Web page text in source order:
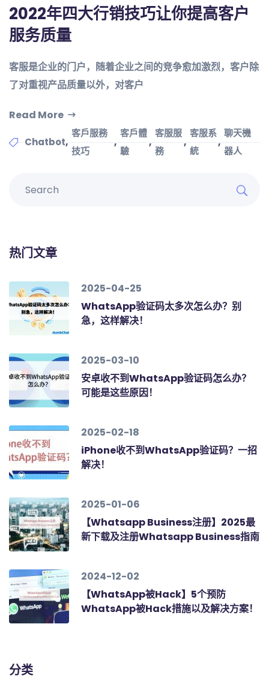
2022年四大行销技巧让你提高客户
服务质量
客服是企业的门户，随着企业之间的竞争愈加激烈，客户除
了对重视产品质量以外，对客户
Read More
Chatbot,
客戶服務
技巧
,
客戶體
驗
,
客服服
務
,
客服系
統
,
聊天機
器人
热门文章
2025-04-25
WhatsApp验证码太多次怎么办？别
急，这样解决！
2025-03-10
安卓收不到WhatsApp验证码怎么办？
可能是这些原因！
2025-02-18
iPhone收不到WhatsApp验证码？一招
解决！
2025-01-06
【Whatsapp Business注册】2025最
新下载及注册Whatsapp Business指南
2024-12-02
【WhatsApp被Hack】5个预防
WhatsApp被Hack措施以及解决方案！
分类